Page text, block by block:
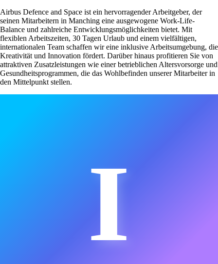
Airbus Defence and Space ist ein hervorragender Arbeitgeber, der
seinen Mitarbeitern in Manching eine ausgewogene Work-Life-
Balance und zahlreiche Entwicklungsmöglichkeiten bietet. Mit
flexiblen Arbeitszeiten, 30 Tagen Urlaub und einem vielfältigen,
internationalen Team schaffen wir eine inklusive Arbeitsumgebung, die
Kreativität und Innovation fördert. Darüber hinaus profitieren Sie von
attraktiven Zusatzleistungen wie einer betrieblichen Altersvorsorge und
Gesundheitsprogrammen, die das Wohlbefinden unserer Mitarbeiter in
den Mittelpunkt stellen.
I